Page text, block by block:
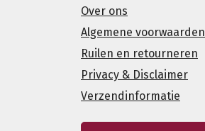
Over ons
Algemene voorwaarden
Ruilen en retourneren
Privacy & Disclaimer
Verzendinformatie